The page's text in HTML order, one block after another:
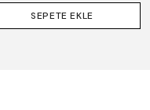
SEPETE EKLE